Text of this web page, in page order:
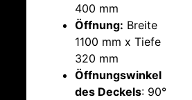
400 mm
Öffnung: Breite
1100 mm x Tiefe
320 mm
Öffnungswinkel
des Deckels: 90°